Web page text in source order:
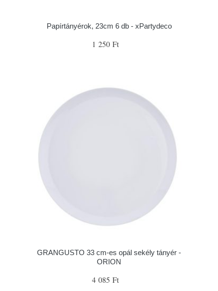
Papírtányérok, 23cm 6 db - xPartydeco
1 250 Ft
GRANGUSTO 33 cm-es opál sekély tányér -
ORION
4 085 Ft